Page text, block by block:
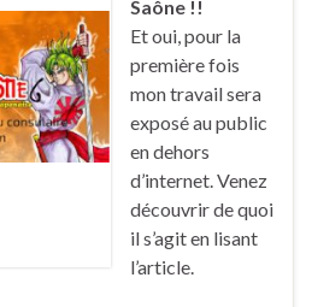
Saône !!
Et oui, pour la
première fois
mon travail sera
exposé au public
en dehors
d’internet. Venez
découvrir de quoi
il s’agit en lisant
l’article.